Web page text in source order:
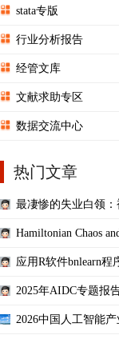
stata专版
行业分析报告
经管文库
文献求助专区
数据交流中心
热门文章
最凄惨的失业白领：
Hamiltonian Chaos
应用R软件bnlearn
2025年AIDC专题报
2026中国人工智能